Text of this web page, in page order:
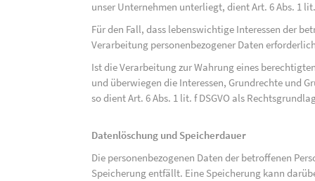
unser Unternehmen unterliegt, dient Art. 6 Abs. 1
Für den Fall, dass lebenswichtige Interessen der
Verarbeitung personenbezogener Daten
Ist die Verarbeitung zur Wahrung eines
und überwiegen die Interessen, Grundrechte und
so dient Art. 6 Abs. 1 lit. f DSGVO als
Datenlöschung und Speicherdauer
Die personenbezogenen Daten der betroffenen
Speicherung entfällt. Eine Speicherung kann